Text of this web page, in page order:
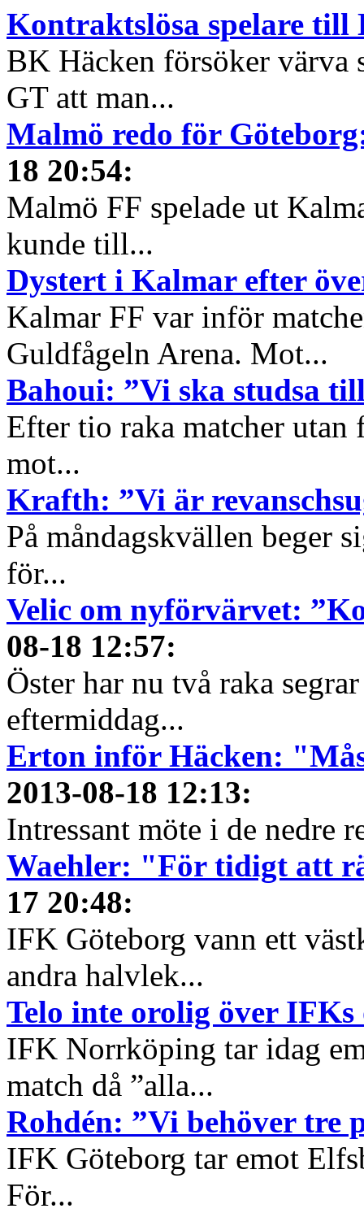
Kontraktslösa spelare till
BK Häcken försöker värva
GT att man...
Malmö redo för
18 20:54:
Malmö FF spelade ut
kunde till...
Dystert i Kalmar efter
Kalmar FF var inför
Guldfågeln Arena. Mot...
Bahoui: ”Vi ska studsa
Efter tio raka matcher
mot...
Krafth: ”Vi är
På måndagskvällen beger
för...
Velic om nyförvärvet:
08-18 12:57:
Öster har nu två raka
eftermiddag...
Erton inför Häcken:
2013-08-18 12:13:
Intressant möte i de nedre
Waehler: "För tidigt att
17 20:48:
IFK Göteborg vann ett
andra halvlek...
Telo inte orolig över
IFK Norrköping tar idag
match då ”alla...
Rohdén: ”Vi behöver tre
IFK Göteborg tar emot
För...